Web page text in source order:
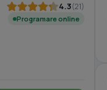
4.3(21)
Programare online